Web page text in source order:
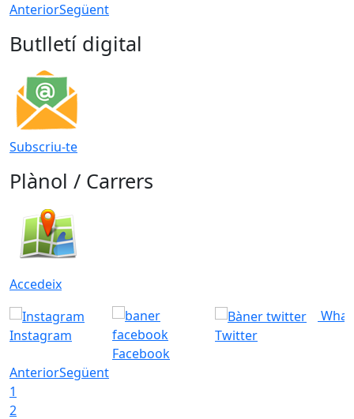
AnteriorSegüent
Butlletí digital
Subscriu-te
Plànol / Carrers
Accedeix
Instagram
Facebook
Twitter
AnteriorSegüent
1
2